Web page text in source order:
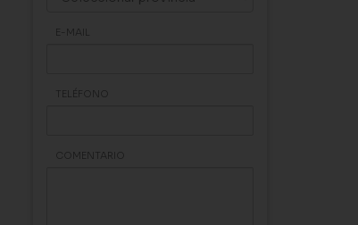
E-MAIL
TELÉFONO
COMENTARIO